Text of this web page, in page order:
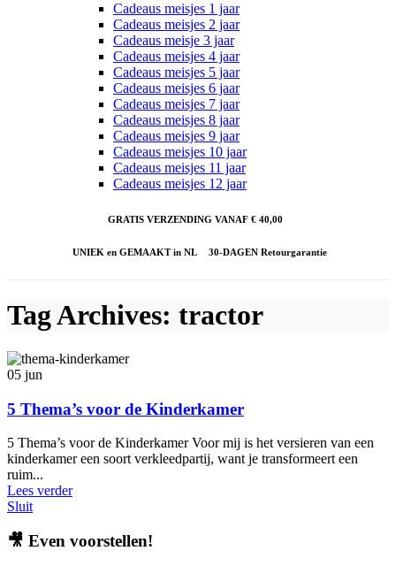
Cadeaus meisjes 1 jaar
Cadeaus meisjes 2 jaar
Cadeaus meisje 3 jaar
Cadeaus meisjes 4 jaar
Cadeaus meisjes 5 jaar
Cadeaus meisjes 6 jaar
Cadeaus meisjes 7 jaar
Cadeaus meisjes 8 jaar
Cadeaus meisjes 9 jaar
Cadeaus meisjes 10 jaar
Cadeaus meisjes 11 jaar
Cadeaus meisjes 12 jaar
GRATIS VERZENDING VANAF € 40,00
UNIEK en GEMAAKT in NL 30-DAGEN Retourgarantie
Tag Archives: tractor
05 jun
5 Thema’s voor de Kinderkamer
5 Thema’s voor de Kinderkamer Voor mij is het versieren van een
kinderkamer een soort verkleedpartij, want je transformeert een
ruim...
Lees verder
Sluit
🎥 Even voorstellen!